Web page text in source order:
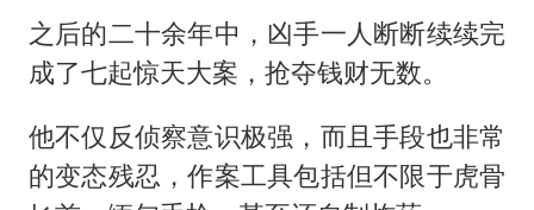
之后的二十余年中，凶手一人断断续续完
成了七起惊天大案，抢夺钱财无数。
他不仅反侦察意识极强，而且手段也非常
的变态残忍，作案工具包括但不限于虎骨